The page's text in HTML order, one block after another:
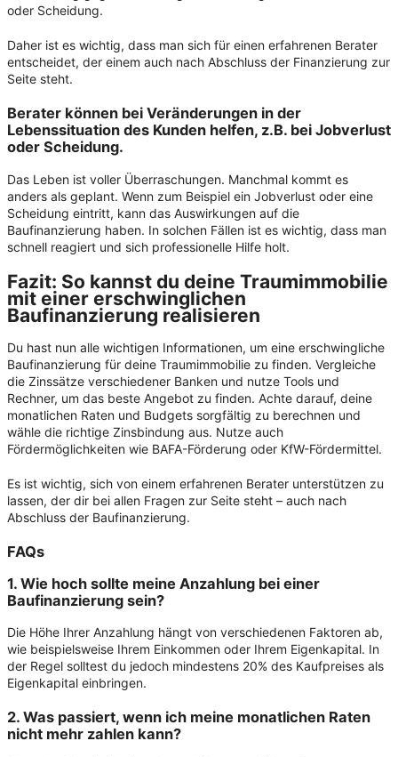
oder Scheidung.
Daher ist es wichtig, dass man sich für einen erfahrenen Berater
entscheidet, der einem auch nach Abschluss der Finanzierung zur
Seite steht.
Berater können bei Veränderungen in der
Lebenssituation des Kunden helfen, z.B. bei Jobverlust
oder Scheidung.
Das Leben ist voller Überraschungen. Manchmal kommt es
anders als geplant. Wenn zum Beispiel ein Jobverlust oder eine
Scheidung eintritt, kann das Auswirkungen auf die
Baufinanzierung haben. In solchen Fällen ist es wichtig, dass man
schnell reagiert und sich professionelle Hilfe holt.
Fazit: So kannst du deine Traumimmobilie
mit einer erschwinglichen
Baufinanzierung realisieren
Du hast nun alle wichtigen Informationen, um eine erschwingliche
Baufinanzierung für deine Traumimmobilie zu finden. Vergleiche
die Zinssätze verschiedener Banken und nutze Tools und
Rechner, um das beste Angebot zu finden. Achte darauf, deine
monatlichen Raten und Budgets sorgfältig zu berechnen und
wähle die richtige Zinsbindung aus. Nutze auch
Fördermöglichkeiten wie BAFA-Förderung oder KfW-Fördermittel.
Es ist wichtig, sich von einem erfahrenen Berater unterstützen zu
lassen, der dir bei allen Fragen zur Seite steht – auch nach
Abschluss der Baufinanzierung.
FAQs
1. Wie hoch sollte meine Anzahlung bei einer
Baufinanzierung sein?
Die Höhe Ihrer Anzahlung hängt von verschiedenen Faktoren ab,
wie beispielsweise Ihrem Einkommen oder Ihrem Eigenkapital. In
der Regel solltest du jedoch mindestens 20% des Kaufpreises als
Eigenkapital einbringen.
2. Was passiert, wenn ich meine monatlichen Raten
nicht mehr zahlen kann?